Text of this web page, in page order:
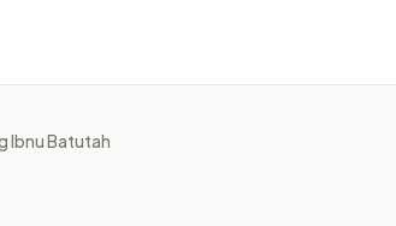
Ibnu Batutah